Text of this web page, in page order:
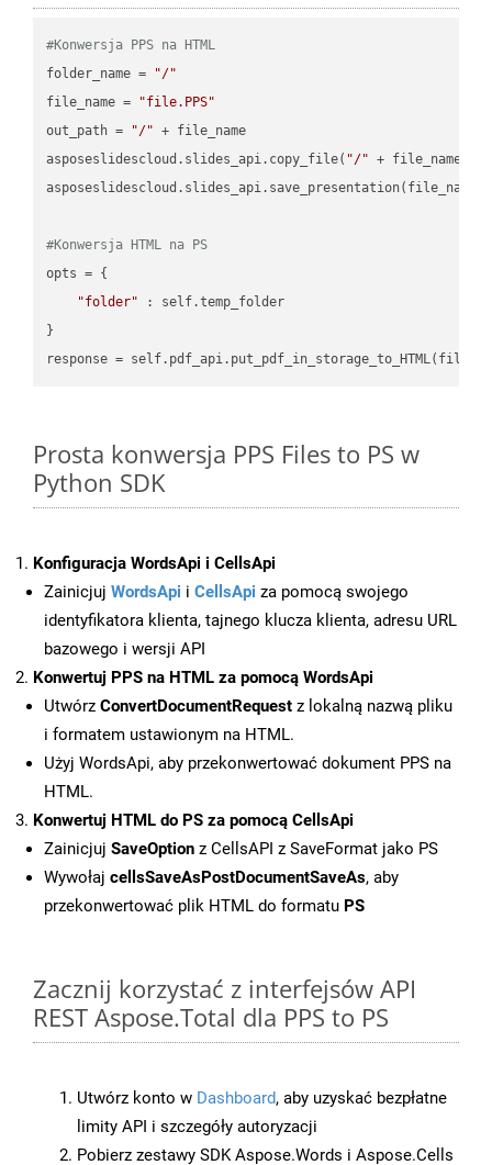
#Konwersja PPS na HTML
folder_name =
"/"
file_name =
"file.PPS"
out_path =
"/" + file_name
asposeslidescloud.slides_api.copy_file( "/" + file_name,
#Konwersja HTML na PS
opts = {
"folder" : self.temp_folder
}
Prosta konwersja PPS Files to PS w
Python SDK
Konfiguracja WordsApi i CellsApi
Zainicjuj WordsApi i CellsApi za pomocą swojego
identyfikatora klienta, tajnego klucza klienta, adresu URL
bazowego i wersji API
Konwertuj PPS na HTML za pomocą WordsApi
Utwórz ConvertDocumentRequest z lokalną nazwą pliku
i formatem ustawionym na HTML.
Użyj WordsApi, aby przekonwertować dokument PPS na
HTML.
Konwertuj HTML do PS za pomocą CellsApi
Zainicjuj SaveOption z CellsAPI z SaveFormat jako PS
Wywołaj cellsSaveAsPostDocumentSaveAs, aby
przekonwertować plik HTML do formatu PS
Zacznij korzystać z interfejsów API
REST Aspose.Total dla PPS to PS
Utwórz konto w Dashboard, aby uzyskać bezpłatne
limity API i szczegóły autoryzacji
Pobierz zestawy SDK Aspose.Words i Aspose.Cells